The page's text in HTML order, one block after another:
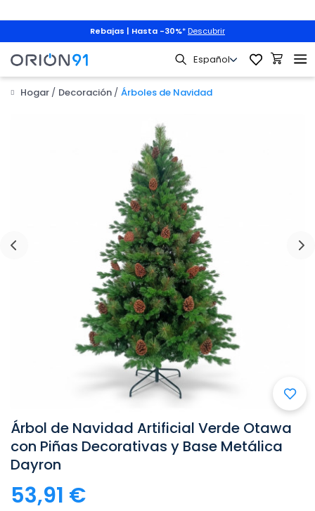
Rebajas | Hasta -30%* Descubrir
Hogar Decoración Árboles de Navidad
Árbol de Navidad Artificial Verde Otawa
con Piñas Decorativas y Base Metálica
Dayron
53,91 €